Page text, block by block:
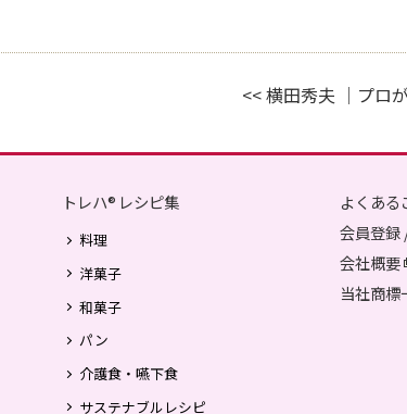
<<横田秀夫 │ プロ
トレハ® レシピ集
料理
洋菓子
和菓子
パン
介護食・嚥下食
サステナブルレシピ
よくある
会員登録
会社概要
当社商標